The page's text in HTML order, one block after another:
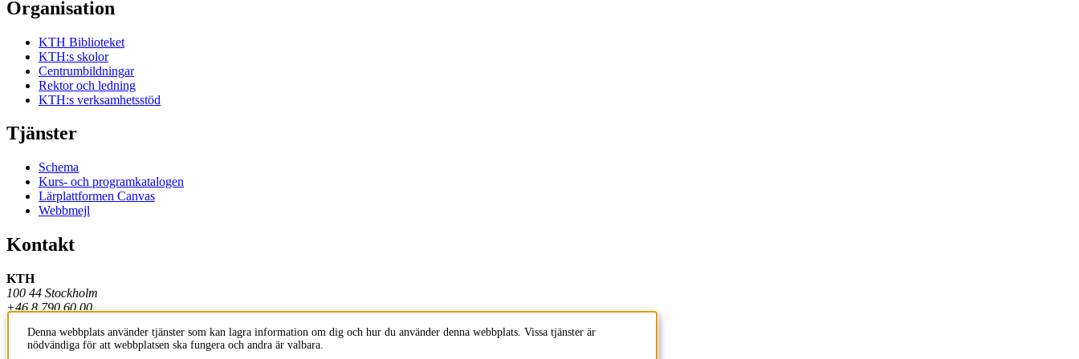
Organisation
KTH Biblioteket
KTH:s skolor
Centrumbildningar
Rektor och ledning
KTH:s verksamhetsstöd
Tjänster
Schema
Kurs- och programkatalogen
Lärplattformen Canvas
Webbmejl
Kontakt
KTH
100 44 Stockholm
+46 8 790 60 00
Kontakta KTH
Jobba på KTH
Denna webbplats använder tjänster som kan lagra information om dig och hur du använder denna webbplats. Vissa tjänster är
nödvändiga för att webbplatsen ska fungera och andra är valbara.